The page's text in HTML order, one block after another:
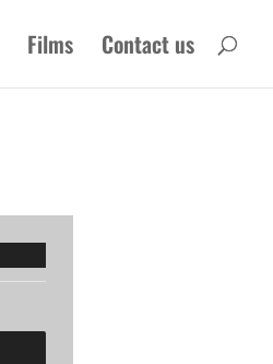
Films Contact us